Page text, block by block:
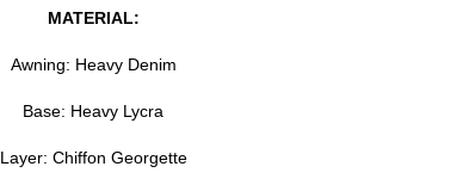
MATERIAL:
Awning: Heavy Denim
Base: Heavy Lycra
Layer: Chiffon Georgette